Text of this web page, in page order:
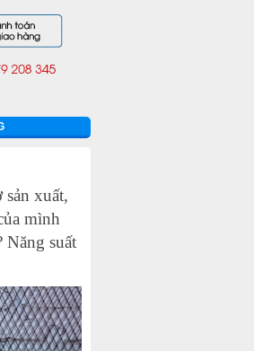
sản xuất,
mình
Năng suất